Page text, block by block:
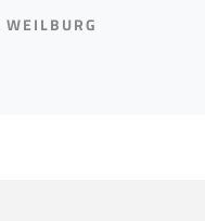
WEILBURG